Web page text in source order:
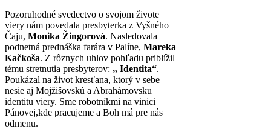
Pozoruhodné svedectvo o svojom živote
viery nám povedala presbyterka z Vyšného
Čaju, Monika Žingorová. Nasledovala
podnetná prednáška farára v Palíne, Mareka
Kačkoša. Z rôznych uhlov pohľadu priblížil
tému stretnutia presbyterov: „ Identita“.
Poukázal na život kresťana, ktorý v sebe
nesie aj Mojžišovskú a Abrahámovsku
identitu viery. Sme robotníkmi na vinici
Pánovej,kde pracujeme a Boh má pre nás
odmenu.